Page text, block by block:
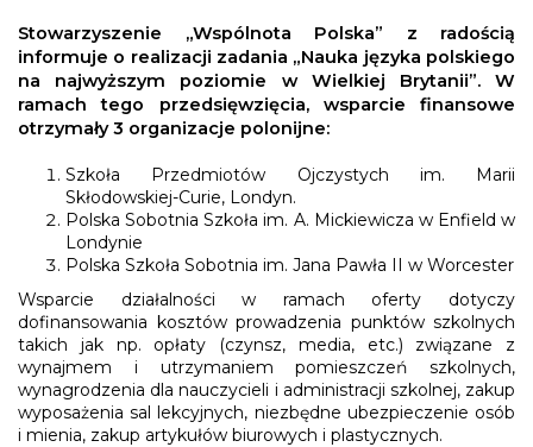
Stowarzyszenie „Wspólnota Polska” z radością
informuje o realizacji zadania „Nauka języka polskiego
na najwyższym poziomie w Wielkiej Brytanii”. W
ramach tego przedsięwzięcia, wsparcie finansowe
otrzymały 3 organizacje polonijne:
Szkoła Przedmiotów Ojczystych im. Marii
Skłodowskiej-Curie, Londyn.
Polska Sobotnia Szkoła im. A. Mickiewicza w Enfield w
Londynie
Polska Szkoła Sobotnia im. Jana Pawła II w Worcester
Wsparcie działalności w ramach oferty dotyczy
dofinansowania kosztów prowadzenia punktów szkolnych
takich jak np. opłaty (czynsz, media, etc.) związane z
wynajmem i utrzymaniem pomieszczeń szkolnych,
wynagrodzenia dla nauczycieli i administracji szkolnej, zakup
wyposażenia sal lekcyjnych, niezbędne ubezpieczenie osób
i mienia, zakup artykułów biurowych i plastycznych.